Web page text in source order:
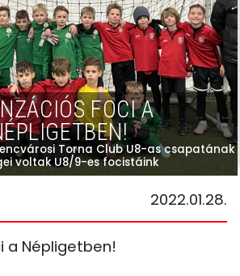
FOCI A
Torna Club U8-as csapatának
voltak U8/9-es focistáink
2022.01.28.
a Népligetben!